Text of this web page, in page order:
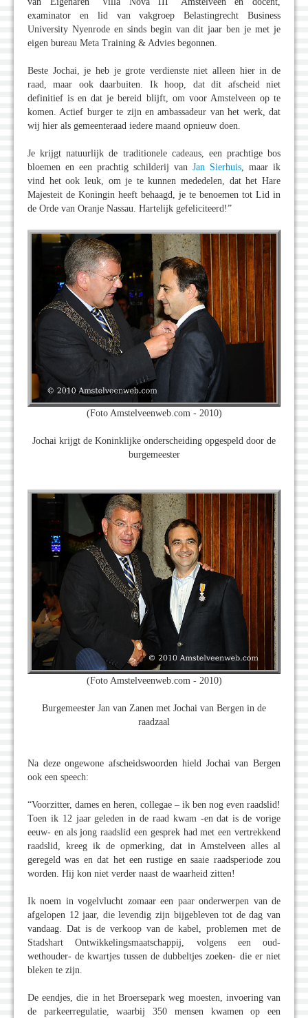
examinator en lid van vakgroep Belastingrecht Business
University Nyenrode en sinds begin van dit jaar ben je met je
eigen bureau Meta Training & Advies begonnen.
Beste Jochai, je heb je grote verdienste niet alleen hier in de
raad, maar ook daarbuiten. Ik hoop, dat dit afscheid niet
definitief is en dat je bereid blijft, om voor Amstelveen op te
komen. Actief burger te zijn en ambassadeur van het werk, dat
wij hier als gemeenteraad iedere maand opnieuw doen.
Je krijgt natuurlijk de traditionele cadeaus, een prachtige bos
bloemen en een prachtig schilderij van Jan Sierhuis , maar ik
vind het ook leuk, om je te kunnen mededelen, dat het Hare
Majesteit de Koningin heeft behaagd, je te benoemen tot Lid in
de Orde van Oranje Nassau. Hartelijk gefeliciteerd!”
(Foto Amstelveenweb.com - 2010)
Jochai krijgt de Koninklijke onderscheiding opgespeld door de
burgemeester
(Foto Amstelveenweb.com - 2010)
Burgemeester Jan van Zanen met Jochai van Bergen in de
raadzaal
Na deze ongewone afscheidswoorden hield Jochai van Bergen
ook een speech:
“Voorzitter, dames en heren, collegae – ik ben nog even raadslid!
Toen ik 12 jaar geleden in de raad kwam -en dat is de vorige
eeuw- en als jong raadslid een gesprek had met een vertrekkend
raadslid, kreeg ik de opmerking, dat in Amstelveen alles al
geregeld was en dat het een rustige en saaie raadsperiode zou
worden. Hij kon niet verder naast de waarheid zitten!
Ik noem in vogelvlucht zomaar een paar onderwerpen van de
afgelopen 12 jaar, die levendig zijn bijgebleven tot de dag van
vandaag. Dat is de verkoop van de kabel, problemen met de
Stadshart Ontwikkelingsmaatschappij, volgens een oud-
wethouder- de kwartjes tussen de dubbeltjes zoeken- die er niet
bleken te zijn.
De eendjes, die in het Broersepark weg moesten, invoering van
de parkeerregulatie, waarbij 350 mensen kwamen op een